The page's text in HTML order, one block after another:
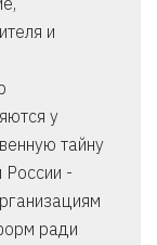
и
у
тайну
России -
ради